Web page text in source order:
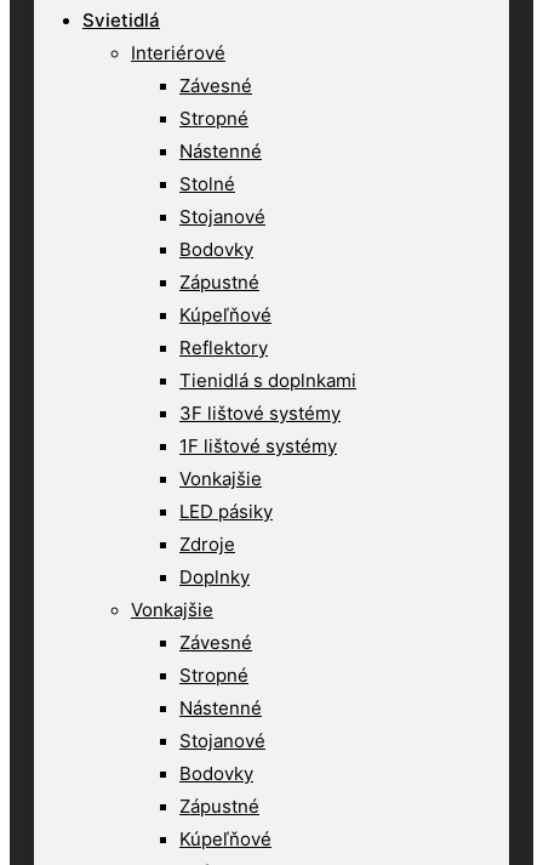
Svietidlá
Interiérové
Závesné
Stropné
Nástenné
Stolné
Stojanové
Bodovky
Zápustné
Kúpeľňové
Reflektory
Tienidlá s doplnkami
3F lištové systémy
1F lištové systémy
Vonkajšie
LED pásiky
Zdroje
Doplnky
Vonkajšie
Závesné
Stropné
Nástenné
Stojanové
Bodovky
Zápustné
Kúpeľňové